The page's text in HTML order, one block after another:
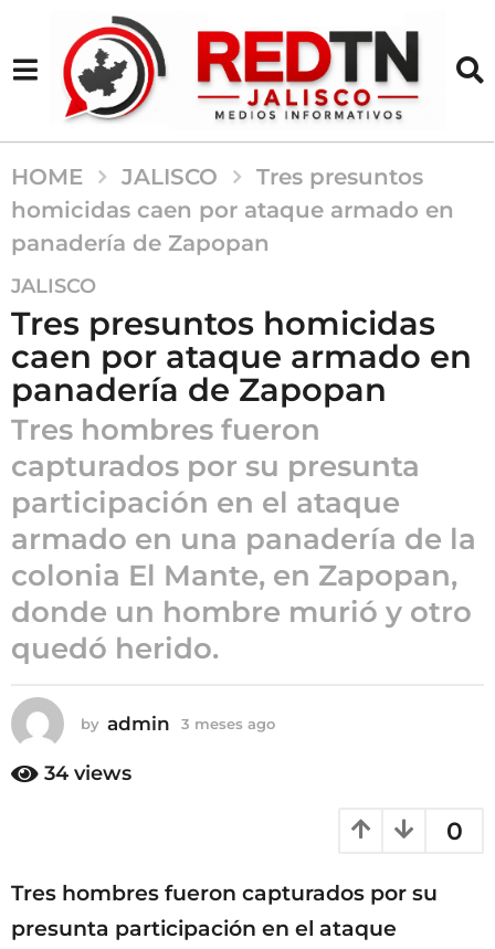
HOME JALISCO
Tres presuntos
homicidas caen por ataque armado en
panadería de Zapopan
3
m
e
s
e
s
a
g
o
3
m
e
e
s
g
o
JALISCO
Tres presuntos homicidas
caen por ataque armado en
panadería de Zapopan
Tres hombres fueron
capturados por su presunta
participación en el ataque
armado en una panadería de la
colonia El Mante, en Zapopan,
donde un hombre murió y otro
quedó herido.
by admin 3 meses ago
o
34 views
0
Tres hombres fueron capturados por su
presunta participación en el ataque